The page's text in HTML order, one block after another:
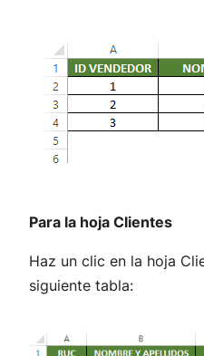
Para la hoja Clientes
Haz un clic en la hoja
siguiente tabla: